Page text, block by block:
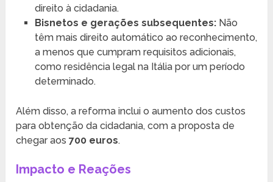
direito à cidadania.
Bisnetos e gerações subsequentes:Não
têm mais direito automático ao reconhecimento,
a menos que cumpram requisitos adicionais,
como residência legal na Itália por um período
determinado.
Além disso, a reforma inclui o aumento dos custos
para obtenção da cidadania, com a proposta de
chegar aos700 euros.
Impacto e Reações